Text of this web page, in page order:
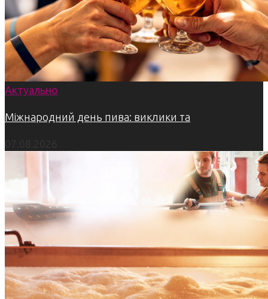
Актуально
Міжнародний день пива: виклики та